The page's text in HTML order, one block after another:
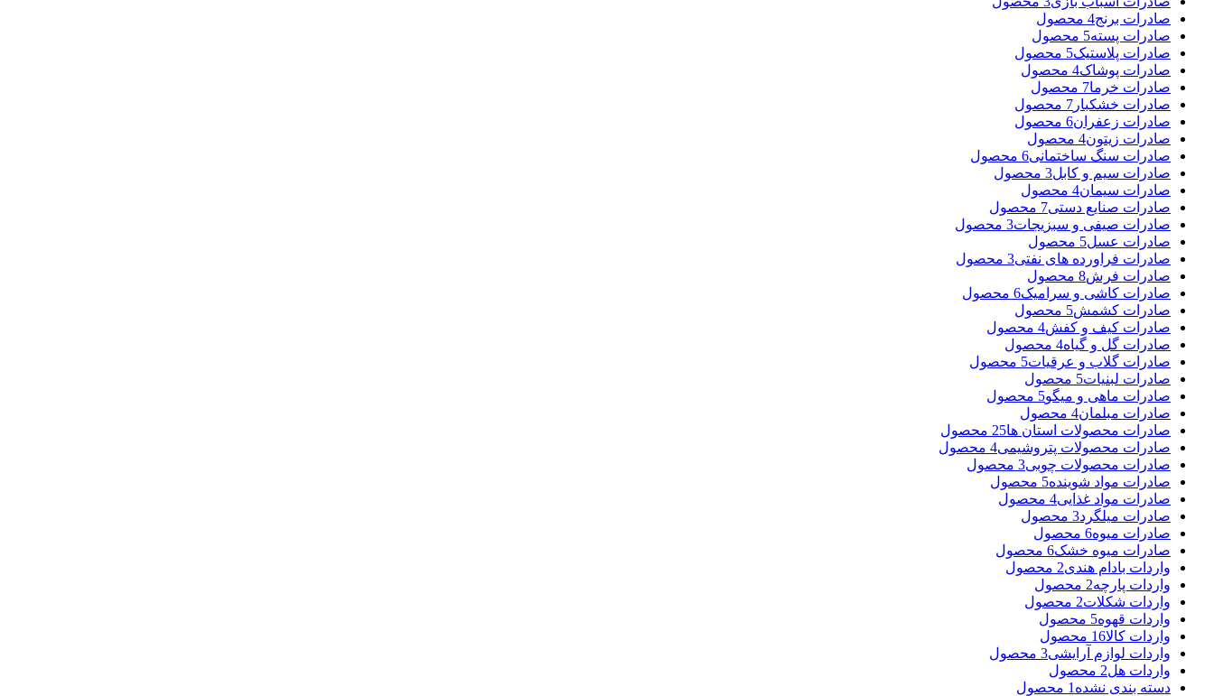
صادرات برنج4 محصول
صادرات پسته5 محصول
صادرات پلاستیک5 محصول
صادرات پوشاک4 محصول
صادرات خرما7 محصول
صادرات خشکبار 7 محصول
صادرات زعفران6 محصول
صادرات زیتون4 محصول
صادرات سنگ ساختمانی6 محصول
صادرات سیم و کابل3 محصول
صادرات سیمان4 محصول
صادرات صنایع دستی7 محصول
صادرات صیفی و سبزیجات3 محصول
صادرات عسل5 محصول
صادرات فراورده های نفتی3 محصول
صادرات فرش8 محصول
صادرات کاشی و سرامیک6 محصول
صادرات کشمش5 محصول
صادرات کیف و کفش4 محصول
صادرات گل و گیاه4 محصول
صادرات گلاب و عرقیات5 محصول
صادرات لبنیات5 محصول
صادرات ماهی و میگو5 محصول
صادرات مبلمان4 محصول
صادرات محصولات استان ها25 محصول
صادرات محصولات پتروشیمی4 محصول
صادرات محصولات چوبی3 محصول
صادرات مواد شوینده5 محصول
صادرات مواد غذایی4 محصول
صادرات میلگرد3 محصول
صادرات میوه6 محصول
صادرات میوه خشک6 محصول
واردات بادام هندی2 محصول
واردات پارچه2 محصول
واردات شکلات2 محصول
واردات قهوه5 محصول
واردات کالا16 محصول
واردات لوازم آرایشی3 محصول
واردات هل2 محصول
دسته بندی نشده 1 محصول